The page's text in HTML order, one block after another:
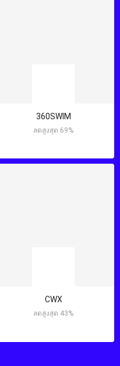
360SWIM
ลดสูงสุด 69%
CWX
ลดสูงสุด 43%